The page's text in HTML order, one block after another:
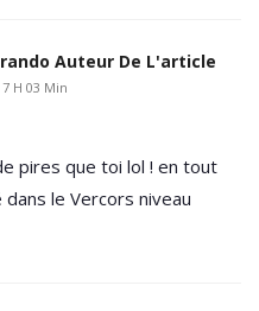
Auteur De L'article
H 03 Min
pires que toi lol ! en tout
le Vercors niveau